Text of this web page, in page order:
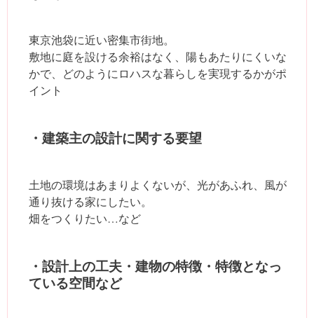
東京池袋に近い密集市街地。
敷地に庭を設ける余裕はなく、陽もあたりにくいな
かで、どのようにロハスな暮らしを実現するかがポ
イント
・建築主の設計に関する要望
土地の環境はあまりよくないが、光があふれ、風が
通り抜ける家にしたい。
畑をつくりたい…など
・設計上の工夫・建物の特徴・特徴となっ
ている空間など